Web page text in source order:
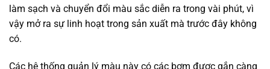
làm sạch và chuyển đổi màu sắc diễn ra trong vài phút, vì
vậy mở ra sự linh hoạt trong sản xuất mà trước đây không
có.
Các hệ thống quản lý màu này có các bơm được gắn càng